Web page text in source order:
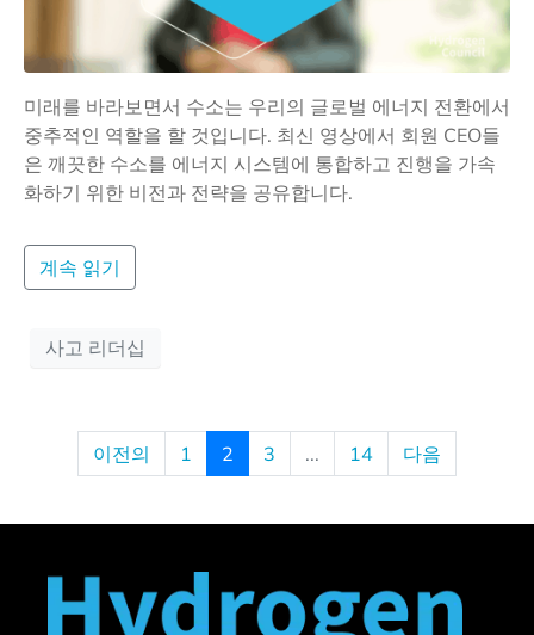
미래를 바라보면서 수소는 우리의 글로벌 에너지 전환에서
중추적인 역할을 할 것입니다. 최신 영상에서 회원 CEO들
은 깨끗한 수소를 에너지 시스템에 통합하고 진행을 가속
화하기 위한 비전과 전략을 공유합니다.
계속 읽기
사고 리더십
이전의 1 2 3 ... 14 다음